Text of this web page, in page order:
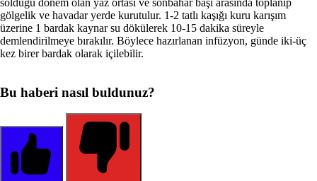
gölgelik ve havadar yerde kurutulur. 1-2 tatlı kaşığı kuru karışım
üzerine 1 bardak kaynar su dökülerek 10-15 dakika süreyle
demlendirilmeye bırakılır. Böylece hazırlanan infüzyon, günde iki-üç
kez birer bardak olarak içilebilir.
Bu haberi nasıl buldunuz?